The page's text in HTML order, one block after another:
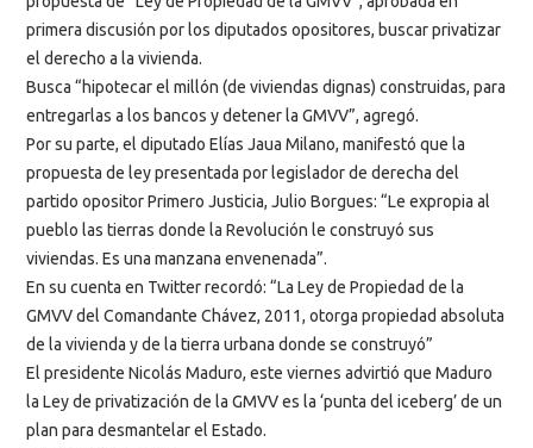
primera discusión por los diputados opositores, buscar privatizar
el derecho a la vivienda.
Busca “hipotecar el millón (de viviendas dignas) construidas, para
entregarlas a los bancos y detener la GMVV”, agregó.
Por su parte, el diputado Elías Jaua Milano, manifestó que la
propuesta de ley presentada por legislador de derecha del
partido opositor Primero Justicia, Julio Borgues: “Le expropia al
pueblo las tierras donde la Revolución le construyó sus
viviendas. Es una manzana envenenada”.
En su cuenta en Twitter recordó: “La Ley de Propiedad de la
GMVV del Comandante Chávez, 2011, otorga propiedad absoluta
de la vivienda y de la tierra urbana donde se construyó”
El presidente Nicolás Maduro, este viernes advirtió que Maduro
la Ley de privatización de la GMVV es la ‘punta del iceberg’ de un
plan para desmantelar el Estado.